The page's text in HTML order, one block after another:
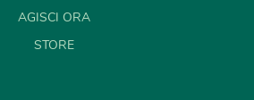
AGISCI ORA
STORE